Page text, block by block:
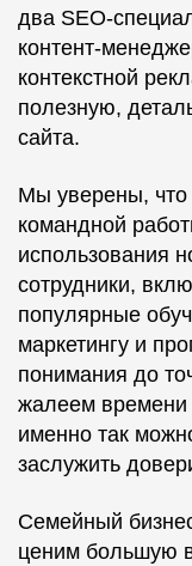
два SEO-
контент-
контекстной
полезную,
сайта.
Мы уверены, что
командной
использования
сотрудники,
популярные
маркетингу и
понимания до
жалеем времени
именно так
заслужить
Семейный
ценим большую